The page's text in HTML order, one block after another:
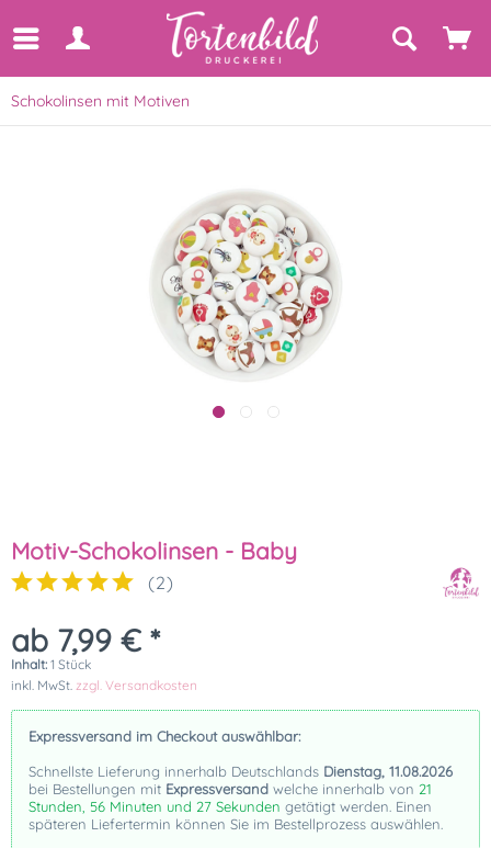
Schokolinsen mit Motiven
Motiv-Schokolinsen - Baby
(2)
ab 7,99 € *
Inhalt: 1 Stück
inkl. MwSt. zzgl. Versandkosten
Expressversand im Checkout auswählbar:
Schnellste Lieferung innerhalb Deutschlands Dienstag, 11.08.2026
bei Bestellungen mit Expressversand welche innerhalb von 21
Stunden, 56 Minuten und 27 Sekunden getätigt werden. Einen
späteren Liefertermin können Sie im Bestellprozess auswählen.